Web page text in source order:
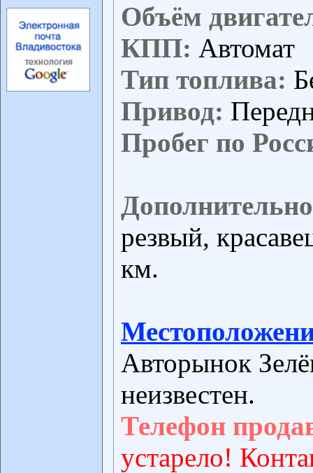
Объём
КПП: Автомат
Тип топлива:
Привод:
Пробег по
резвый,
км.
Авторынок
неизвестен.
Телефон
устарело!